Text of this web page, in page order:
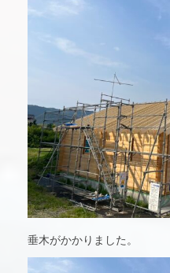
垂木がかかりました。